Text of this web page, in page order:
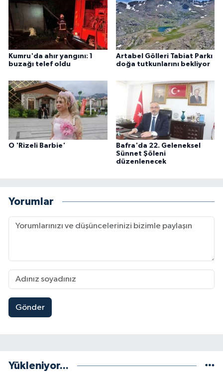
Kumru'da ahır yangını: 1
buzağı telef oldu
Artabel Gölleri Tabiat Parkı
doğa tutkunlarını bekliyor
O 'Rizeli Barbie'
Bafra'da 22. Geleneksel
Sünnet Şöleni
düzenlenecek
Yorumlar
Gönder
Yükleniyor...